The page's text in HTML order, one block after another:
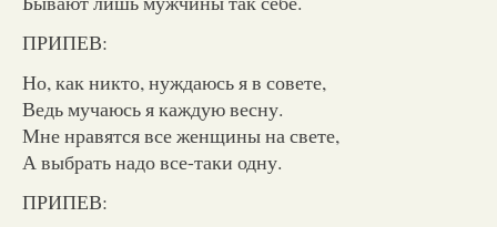
ПРИПЕВ:
Но, как никто, нуждаюсь я в совете,
Ведь мучаюсь я каждую весну.
Мне нравятся все женщины на свете,
А выбрать надо все-таки одну.
ПРИПЕВ: